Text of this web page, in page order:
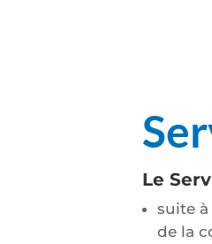
Le
suite
de la